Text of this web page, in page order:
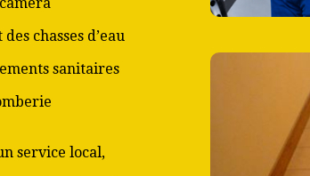
chasses d’eau
sanitaires
service local,